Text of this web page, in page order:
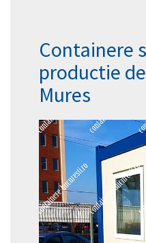
Containere
productie
Mures